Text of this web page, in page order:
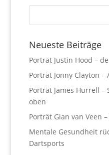
Neueste Beiträge
Porträt Justin Hood –
Porträt Jonny Clayton –
Porträt James Hurrell
oben
Porträt Gian van Veen
Mentale Gesundheit
Dartsports